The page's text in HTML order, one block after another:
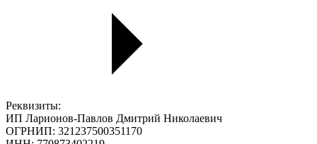
Реквизиты:
ИП Ларионов-Павлов Дмитрий Николаевич
ОГРНИП: 321237500351170